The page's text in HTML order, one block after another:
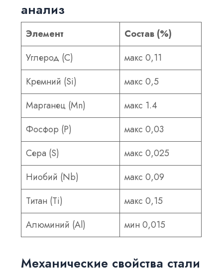
анализ
Элемент
Состав (%)
Углерод (С)
макс 0,11
Кремний (Si)
макс 0,5
Марганец (Mn)
макс 1.4
Фосфор (P)
макс 0,03
Сера (S)
макс 0,025
Ниобий (Nb)
макс 0,09
Титан (Ti)
макс 0,15
Алюминий (Al)
мин 0,015
Механические свойства стали